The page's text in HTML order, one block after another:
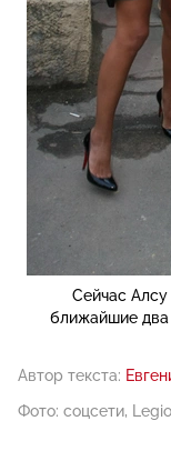
Сейчас
ближайшие два
Автор текста:
Фото: соцсети,